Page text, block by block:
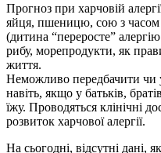
Прогноз при харчовій
яйця, пшеницю, сою з часом
(дитина “переросте”
рибу, морепродукти, як
життя.
Неможливо передбачити чи
навіть, якщо у батьків,
їжу. Проводяться клінічні
розвиток харчової алергії.
На сьогодні, відсутні дані,